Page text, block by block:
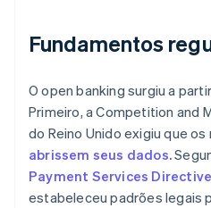
Fundamentos
O open banking surgiu a
Primeiro, a Competition and
do Reino Unido exigiu que
abrissem seus dados.
Payment Services
estabeleceu padrões legais